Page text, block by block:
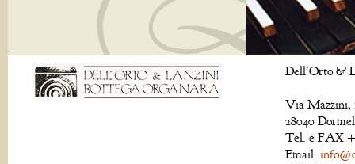
Dell'Orto &
Via Mazzini,
28040
Tel. e FAX
Email: